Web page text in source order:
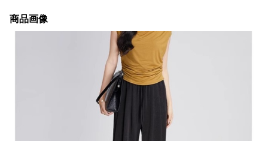
商品画像